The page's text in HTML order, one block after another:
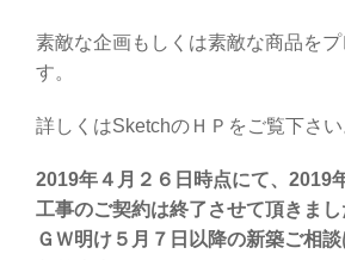
素敵な企画もしくは素敵な商品をプ
す。
詳しくはSketchのＨＰをご覧下さい
2019年４月２６日時点にて、2019
工事のご契約は終了させて頂きまし
ＧＷ明け５月７日以降の新築ご相